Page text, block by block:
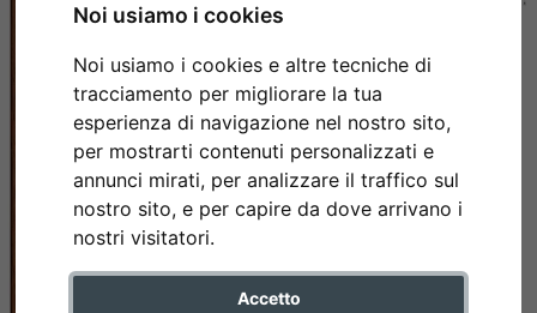
Noi usiamo i cookies
Noi usiamo i cookies e altre tecniche di
tracciamento per migliorare la tua
esperienza di navigazione nel nostro sito,
per mostrarti contenuti personalizzati e
annunci mirati, per analizzare il traffico sul
nostro sito, e per capire da dove arrivano i
nostri visitatori.
Accetto
Indietro